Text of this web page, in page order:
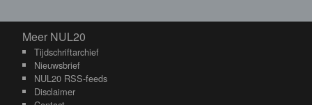
Meer NUL20
Meer NUL20
Tijdschriftarchief
Nieuwsbrief
NUL20 RSS-feeds
Disclaimer